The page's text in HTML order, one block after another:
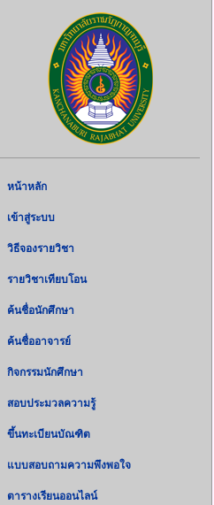
หน้าหลัก
เข้าสู่ระบบ
วิธีจองรายวิชา
รายวิชาเทียบโอน
ค้นชื่อนักศึกษา
ค้นชื่ออาจารย์
กิจกรรมนักศึกษา
สอบประมวลความรู้
ขึ้นทะเบียนบัณฑิต
แบบสอบถามความพึงพอใจ
ตารางเรียนออนไลน์